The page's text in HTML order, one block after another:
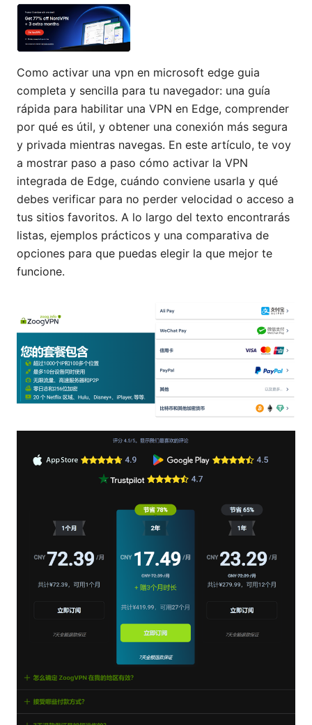
Como activar una vpn en microsoft edge guia
completa y sencilla para tu navegador: una guía
rápida para habilitar una VPN en Edge, comprender
por qué es útil, y obtener una conexión más segura
y privada mientras navegas. En este artículo, te voy
a mostrar paso a paso cómo activar la VPN
integrada de Edge, cuándo conviene usarla y qué
debes verificar para no perder velocidad o acceso a
tus sitios favoritos. A lo largo del texto encontrarás
listas, ejemplos prácticos y una comparativa de
opciones para que puedas elegir la que mejor te
funcione.